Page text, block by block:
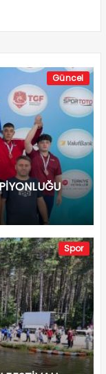
Güncel
Spor